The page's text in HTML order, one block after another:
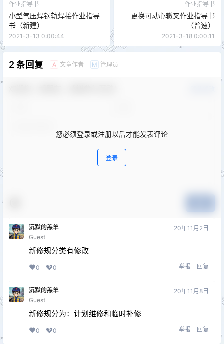
作业指导书
小型气压焊钢轨焊接作业指导
书（新建）
2021-3-13 0:00:44
作业指导书
更换可动心辙叉作业指导书
（普速）
2021-3-18 0:00:11
2 条回复 A 文章作者 M 管理员
您必须登录或注册以后才能发表评论
登录
沉默的羔羊
Guest
20年11月2日
新修规分类有修改
0 0 举报 回复
沉默的羔羊
Guest
20年11月8日
新修规分为：计划维修和临时补修
0 0 举报 回复